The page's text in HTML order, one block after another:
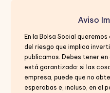
Aviso
En la Bolsa Social
del riesgo que implica
publicamos. Debes tener
está garantizada: si las
empresa, puede que no
esperabas e, incluso, en el